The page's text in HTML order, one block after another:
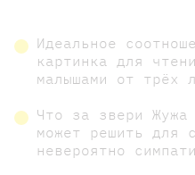
Идеальное
картинка для
малышами от трёх
Что за звери
может решить для
невероятно